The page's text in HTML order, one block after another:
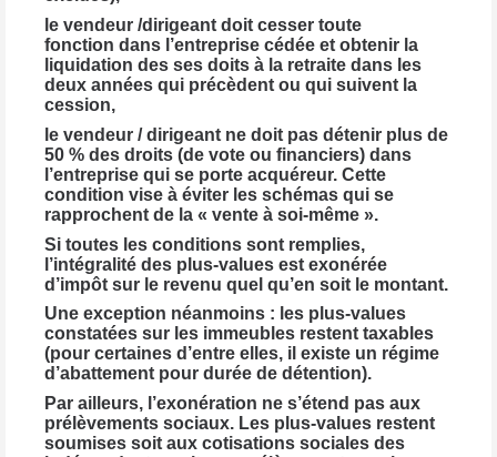
le vendeur /dirigeant doit cesser toute
fonction dans l’entreprise cédée et obtenir la
liquidation des ses doits à la retraite dans les
deux années qui précèdent ou qui suivent la
cession,
le vendeur / dirigeant ne doit pas détenir plus de
50 % des droits (de vote ou financiers) dans
l’entreprise qui se porte acquéreur. Cette
condition vise à éviter les schémas qui se
rapprochent de la « vente à soi-même ».
Si toutes les conditions sont remplies,
l’intégralité des plus-values est exonérée
d’impôt sur le revenu quel qu’en soit le montant.
Une exception néanmoins : les plus-values
constatées sur les immeubles restent taxables
(pour certaines d’entre elles, il existe un régime
d’abattement pour durée de détention).
Par ailleurs, l’exonération ne s’étend pas aux
prélèvements sociaux. Les plus-values restent
soumises soit aux cotisations sociales des